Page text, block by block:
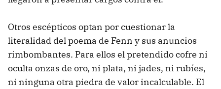
Otros escépticos optan por cuestionar la
literalidad del poema de Fenn y sus anuncios
rimbombantes. Para ellos el pretendido cofre ni
oculta onzas de oro, ni plata, ni jades, ni rubíes,
ni ninguna otra piedra de valor incalculable. El